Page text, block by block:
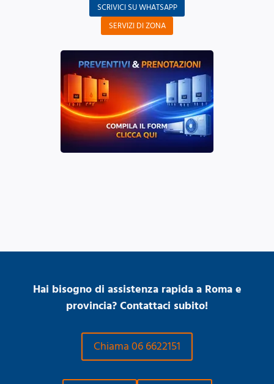
SCRIVICI SU WHATSAPP
SERVIZI DI ZONA
Hai bisogno di assistenza rapida a Roma e
provincia? Contattaci subito!
Chiama 06 6622151